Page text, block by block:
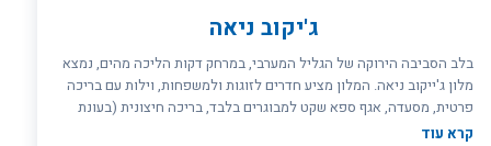
ג'יקוב ניאה
בלב הסביבה הירוקה של הגליל המערבי, במרחק דקות הליכה מהים, נמצא
מלון ג'ייקוב ניאה. המלון מציע חדרים לזוגות ולמשפחות, וילות עם בריכה
פרטית, מסעדה, אגף ספא שקט למבוגרים בלבד, בריכה חיצונית (בעונת
הקיץ) ובריכה מקורה הפעילה כל השנה - לחופשה שמחברת בין נוחות, טבע
קרא עוד